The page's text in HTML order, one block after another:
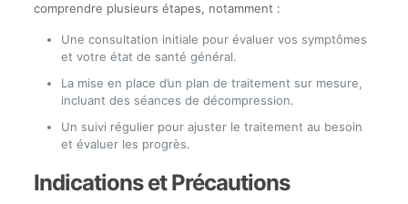
comprendre plusieurs étapes, notamment :
Une consultation initiale pour évaluer vos symptômes
et votre état de santé général.
La mise en place d’un plan de traitement sur mesure,
incluant des séances de décompression.
Un suivi régulier pour ajuster le traitement au besoin
et évaluer les progrès.
Indications et Précautions